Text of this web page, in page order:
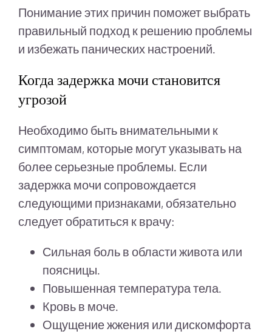
Понимание этих причин поможет выбрать
правильный подход к решению проблемы
и избежать панических настроений.
Когда задержка мочи становится
угрозой
Необходимо быть внимательными к
симптомам, которые могут указывать на
более серьезные проблемы. Если
задержка мочи сопровождается
следующими признаками, обязательно
следует обратиться к врачу:
Сильная боль в области живота или
поясницы.
Повышенная температура тела.
Кровь в моче.
Ощущение жжения или дискомфорта